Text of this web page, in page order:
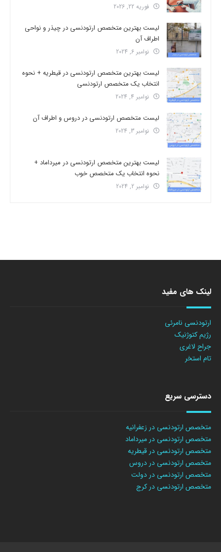
فوریه 22, 2026
لیست بهترین متخصص ارتودنسی در چیذر و نواحی
اطراف آن
نوامبر 6, 2024
لیست بهترین متخصص ارتودنسی در قیطریه + نحوه
انتخاب یک متخصص ارتودنسی
نوامبر 4, 2024
لیست متخصص ارتودنسی در دروس و اطراف آن
نوامبر 3, 2024
لیست بهترین متخصص ارتودنسی در میرداماد +
نحوه انتخاب یک متخصص خوب
نوامبر 2, 2024
لینک های مفید
ارتودنسی نامرئی
رژیم کتوژنیک
جراح لاغری
تام استخر
دسترسی سریع
متخصص ارتودنسی در زعفرانیه
متخصص ارتودنسی در میرداماد
متخصص ارتودنسی در قیطریه
متخصص ارتودنسی در دروس
متخصص ارتودنسی در دولت
متخصص ارتودنسی در کرج